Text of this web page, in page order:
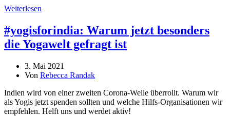
Weiterlesen
#yogisforindia: Warum jetzt besonders
die Yogawelt gefragt ist
3. Mai 2021
Von Rebecca Randak
Indien wird von einer zweiten Corona-Welle überrollt. Warum wir
als Yogis jetzt spenden sollten und welche Hilfs-Organisationen wir
empfehlen. Helft uns und werdet aktiv!